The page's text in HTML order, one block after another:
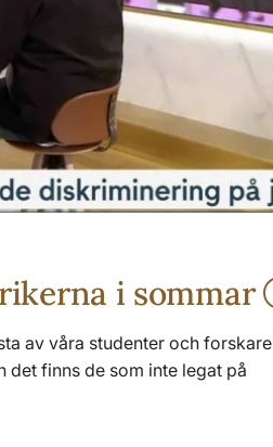
i sommar
av våra studenter och forskare
det finns de som inte legat på